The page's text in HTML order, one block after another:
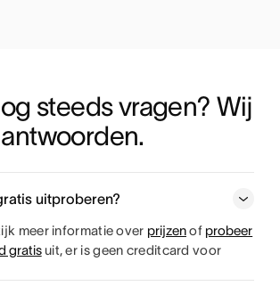
steeds vragen? Wij
uitproberen?
meer informatie over prijzenof probeer
gratisuit, er is geen creditcard voor